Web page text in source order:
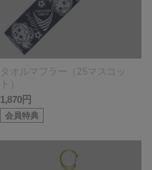
タオルマフラー（25マスコッ
1,870円
会員特典